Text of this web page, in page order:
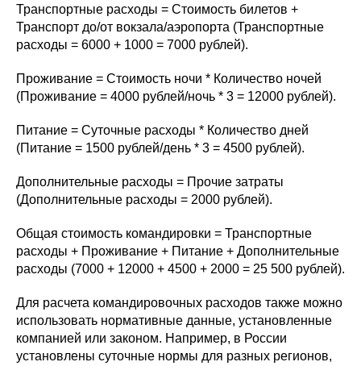
Транспортные расходы = Стоимость билетов +
Транспорт до/от вокзала/аэропорта (Транспортные
расходы = 6000 + 1000 = 7000 рублей).
Проживание = Стоимость ночи * Количество ночей
(Проживание = 4000 рублей/ночь * 3 = 12000 рублей).
Питание = Суточные расходы * Количество дней
(Питание = 1500 рублей/день * 3 = 4500 рублей).
Дополнительные расходы = Прочие затраты
(Дополнительные расходы = 2000 рублей).
Общая стоимость командировки = Транспортные
расходы + Проживание + Питание + Дополнительные
расходы (7000 + 12000 + 4500 + 2000 = 25 500 рублей).
Для расчета командировочных расходов также можно
использовать нормативные данные, установленные
компанией или законом. Например, в России
установлены суточные нормы для разных регионов,